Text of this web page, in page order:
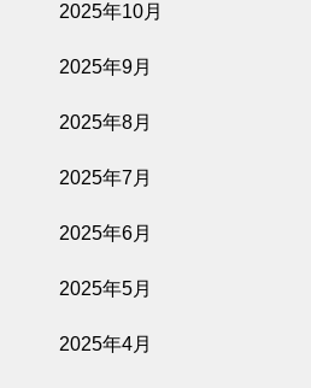
2025年10月
2025年9月
2025年8月
2025年7月
2025年6月
2025年5月
2025年4月